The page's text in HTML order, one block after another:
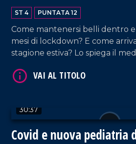
ST 4 PUNTATA 12
Come mantenersi belli dentro
mesi di lockdown? E come
stagione estiva? Lo spiega il
naturale in questa puntata di
30:37
Covid e nuova pediatria